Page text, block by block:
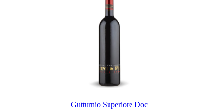
Gutturnio Superiore Doc